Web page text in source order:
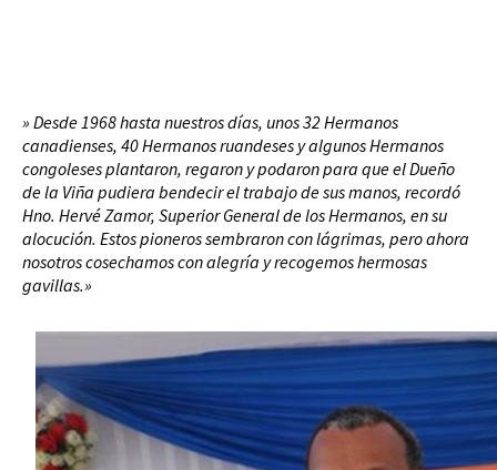
» Desde 1968 hasta nuestros días, unos 32 Hermanos
canadienses, 40 Hermanos ruandeses y algunos Hermanos
congoleses plantaron, regaron y podaron para que el Dueño
de la Viña pudiera bendecir el trabajo de sus manos, recordó
Hno. Hervé Zamor, Superior General de los Hermanos, en su
alocución. Estos pioneros sembraron con lágrimas, pero ahora
nosotros cosechamos con alegría y recogemos hermosas
gavillas.»